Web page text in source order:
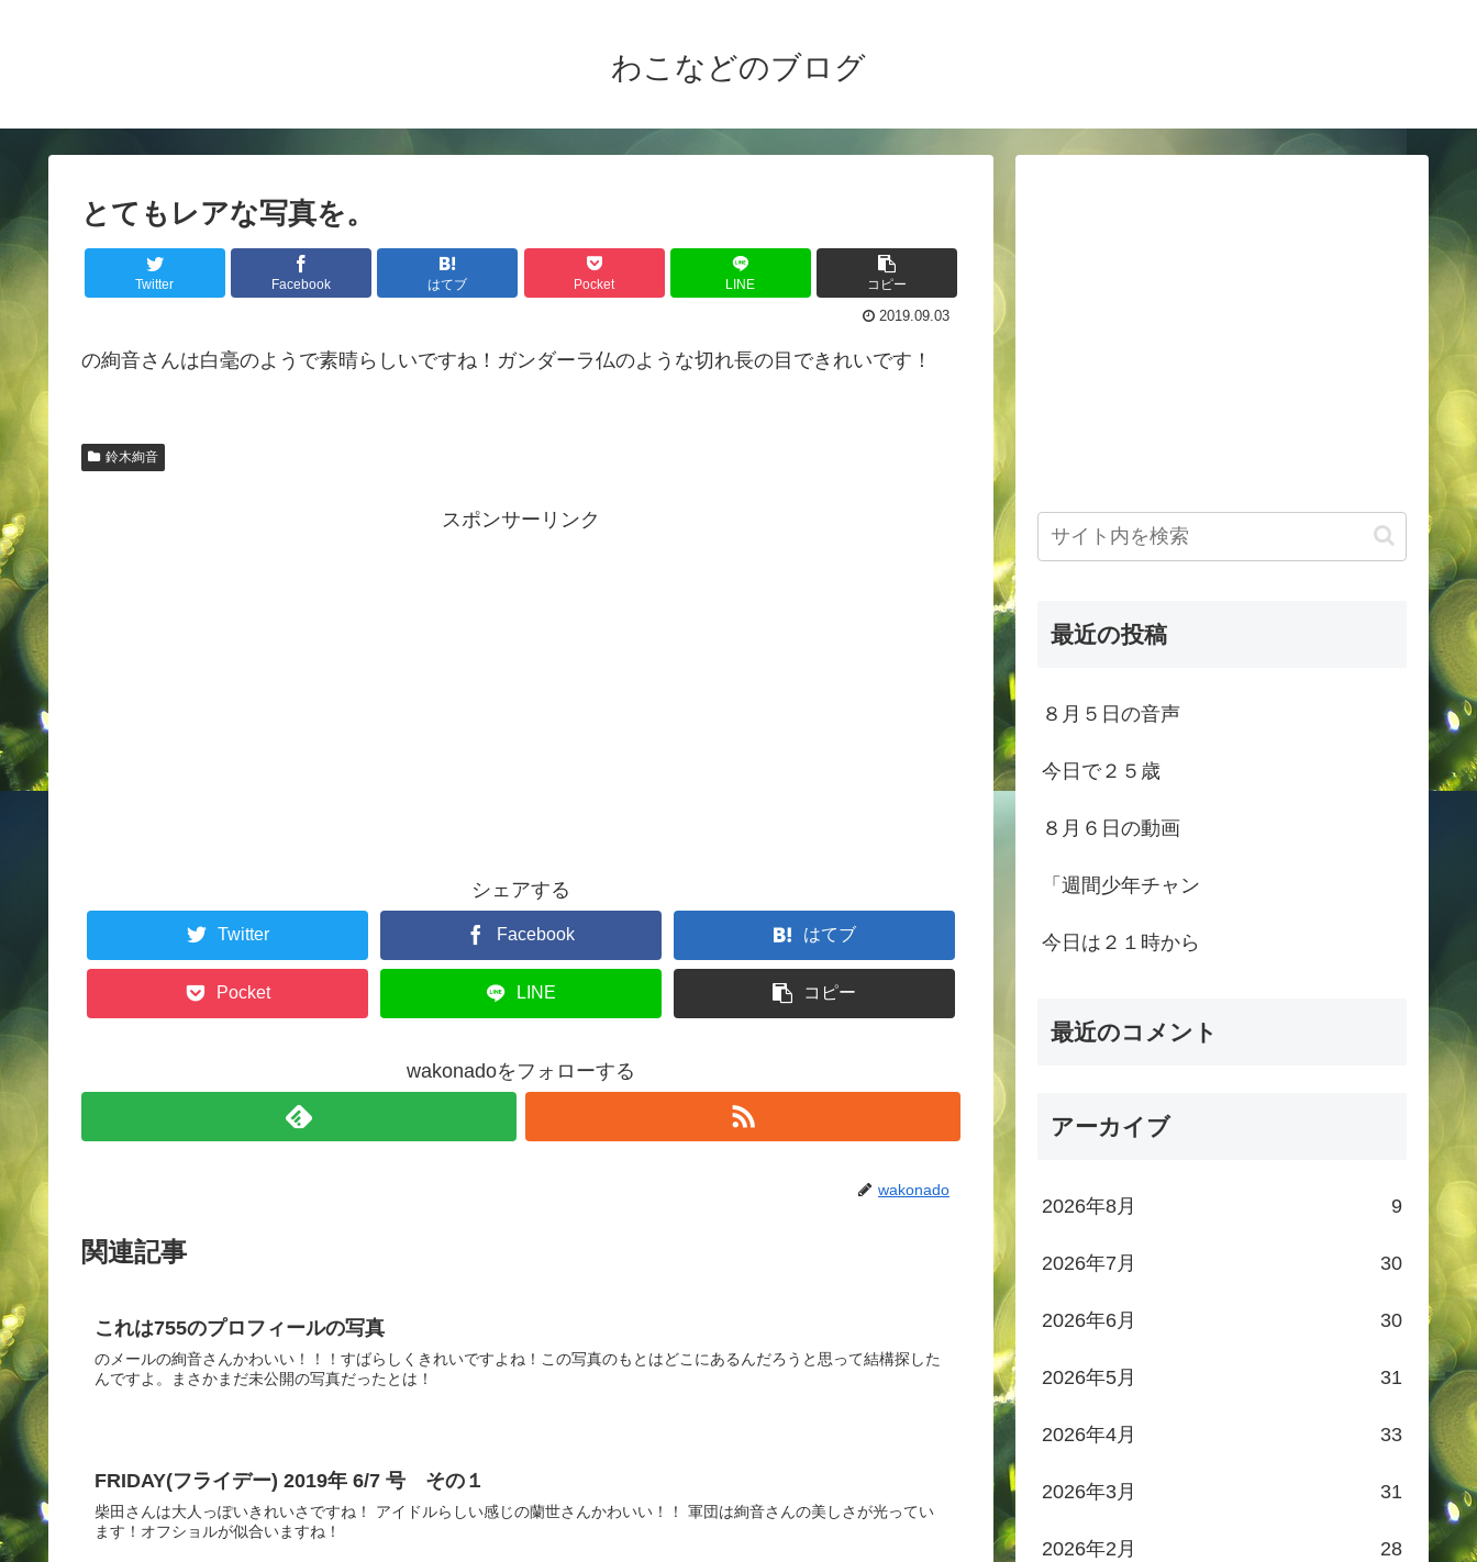
わこなどのブログ
とてもレアな写真を。
Twitter Facebook はてブ Pocket LINE コピー
2019.09.03
の絢音さんは白毫のようで素晴らしいですね！ガンダーラ仏のような切れ長の目できれいです！
鈴木絢音
スポンサーリンク
シェアする
Twitter Facebook はてブ
Pocket LINE コピー
wakonadoをフォローする
wakonado
関連記事
これは755のプロフィールの写真
のメールの絢音さんかわいい！！！すばらしくきれいですよね！この写真のもとはどこにあるんだろうと思って結構探した
んですよ。まさかまだ未公開の写真だったとは！
FRIDAY(フライデー) 2019年 6/7 号 その１
柴田さんは大人っぽいきれいさですね！ アイドルらしい感じの蘭世さんかわいい！！ 軍団は絢音さんの美しさが光ってい
ます！オフショルが似合いますね！
最近の投稿
８月５日の音声
今日で２５歳
８月６日の動画
「週間少年チャン
今日は２１時から
最近のコメント
アーカイブ
2026年8月 9
2026年7月 30
2026年6月 30
2026年5月 31
2026年4月 33
2026年3月 31
2026年2月 28